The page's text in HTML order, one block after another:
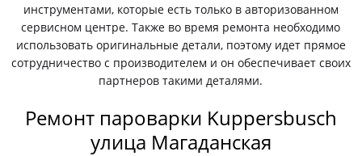
инструментами, которые есть только в авторизованном
сервисном центре. Также во время ремонта необходимо
использовать оригинальные детали, поэтому идет прямое
сотрудничество с производителем и он обеспечивает своих
партнеров такими деталями.
Ремонт пароварки Kuppersbusch
улица Магаданская